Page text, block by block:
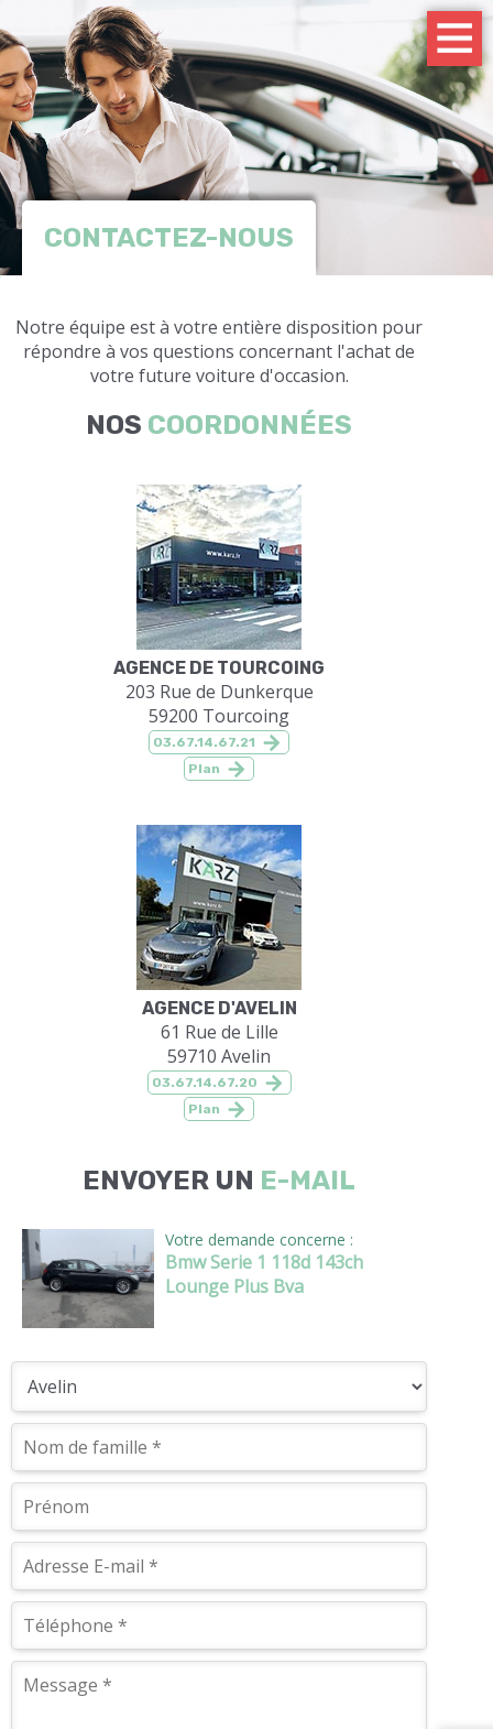
CONTACTEZ-NOUS
Notre équipe est à votre entière disposition pour
répondre à vos questions concernant l'achat de
votre future voiture d'occasion.
NOS COORDONNÉES
AGENCE DE TOURCOING
203 Rue de Dunkerque
59200 Tourcoing
03.67.14.67.21
Plan
AGENCE D'AVELIN
61 Rue de Lille
59710 Avelin
03.67.14.67.20
Plan
ENVOYER UN E-MAIL
Votre demande concerne :
Bmw Serie 1 118d 143ch
Lounge Plus Bva